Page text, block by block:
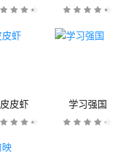
皮皮虾 学习强国